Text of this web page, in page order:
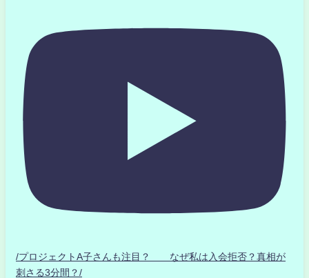
/プロジェクトA子さんも注目？ なぜ私は入会拒否？真相が
刺さる3分間？/